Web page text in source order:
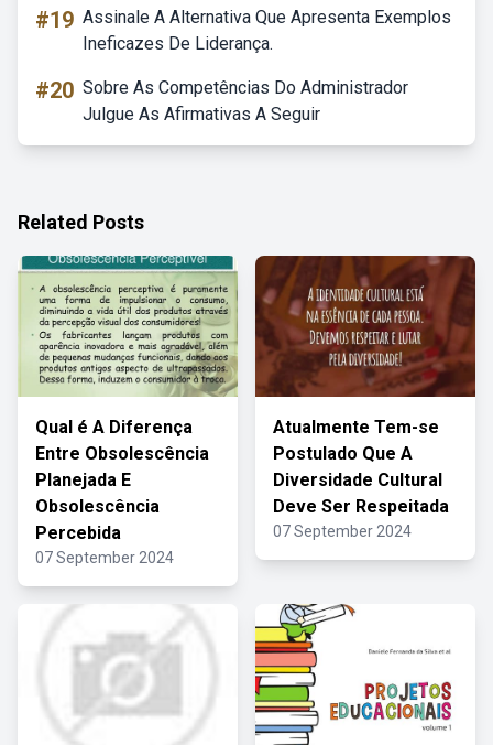
#19 Assinale A Alternativa Que Apresenta Exemplos
Ineficazes De Liderança.
#20 Sobre As Competências Do Administrador
Julgue As Afirmativas A Seguir
Related Posts
Qual é A Diferença
Entre Obsolescência
Planejada E
Obsolescência
Percebida
07 September 2024
Atualmente Tem-se
Postulado Que A
Diversidade Cultural
Deve Ser Respeitada
07 September 2024